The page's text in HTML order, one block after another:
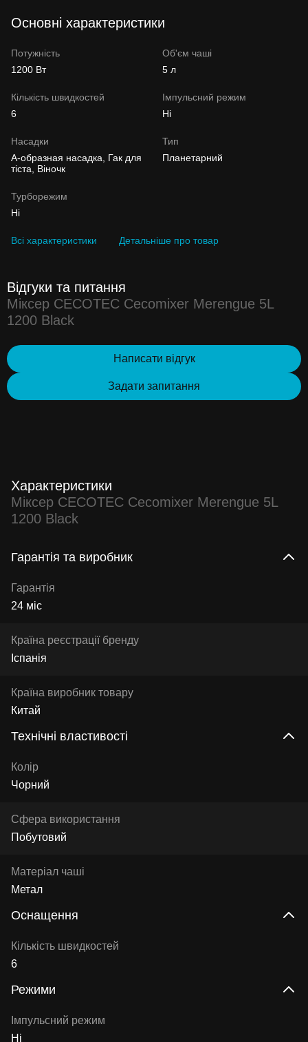
Основні характеристики
Потужність
1200 Вт
Об'єм чаші
5 л
Кількість швидкостей
6
Імпульсний режим
Ні
Насадки
А-образная насадка, Гак для
тіста, Віночк
Тип
Планетарний
Турборежим
Ні
Всі характеристики Детальніше про товар
Відгуки та питання
Міксер CECOTEC Cecomixer Merengue 5L
1200 Black
Написати відгук
Задати запитання
Характеристики
Міксер CECOTEC Cecomixer Merengue 5L
1200 Black
Гарантія та виробник
Гарантія
24 міс
Країна реєстрації бренду
Іспанія
Країна виробник товару
Китай
Технічні властивості
Колір
Чорний
Сфера використання
Побутовий
Матеріал чаші
Метал
Оснащення
Кількість швидкостей
6
Режими
Імпульсний режим
Ні